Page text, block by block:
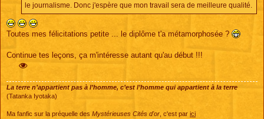
le journalisme. Donc j'espère que mon travail sera de meilleure qualité.
Toutes mes félicitations petite ... le diplôme t'a métamorphosée ?
Continue tes leçons, ça m'intéresse autant qu'au début !!!
La terre n’appartient pas à l’homme, c’est l’homme qui appartient à la terre
(Tatanka Iyotaka)
Ma fanfic sur la préquelle des Mystérieuses Cités d'or , c'est par ici